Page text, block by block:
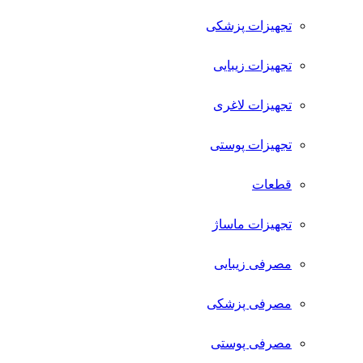
تجهیزات پزشکی
تجهیزات زیبایی
تجهیزات لاغری
تجهیزات پوستی
قطعات
تجهیزات ماساژ
مصرفی زیبایی
مصرفی پزشکی
مصرفی پوستی